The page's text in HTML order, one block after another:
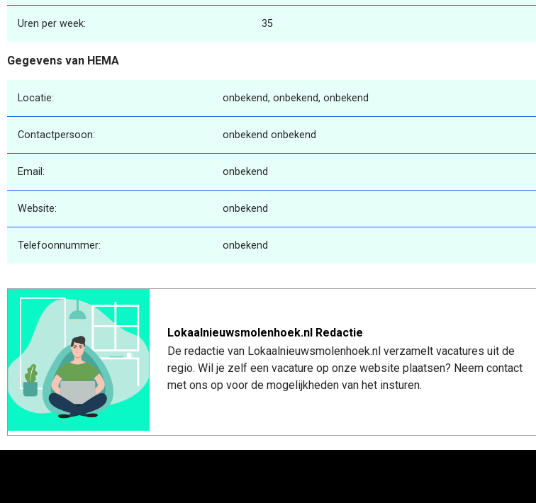
Uren per week: 35
Gegevens van HEMA
Locatie: onbekend, onbekend, onbekend
Contactpersoon: onbekend onbekend
Email: onbekend
Website: onbekend
Telefoonnummer: onbekend
Lokaalnieuwsmolenhoek.nl Redactie
De redactie van Lokaalnieuwsmolenhoek.nl verzamelt vacatures uit de
regio. Wil je zelf een vacature op onze website plaatsen? Neem contact
met ons op voor de mogelijkheden van het insturen.